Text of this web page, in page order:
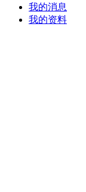
我的消息
我的资料